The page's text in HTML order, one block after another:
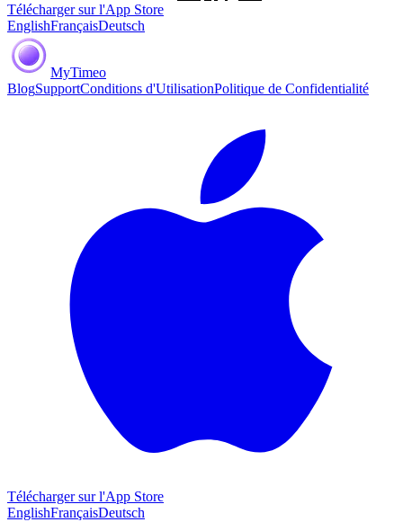
Télécharger sur l'App Store
EnglishFrançaisDeutsch
MyTimeo
BlogSupportConditions d'UtilisationPolitique de Confidentialité
Télécharger sur l'App Store
EnglishFrançaisDeutsch